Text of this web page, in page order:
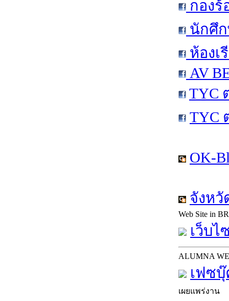
กอง
นักศึก
ห้องเ
AV
TYC
TYC
OK-
จังหวั
Web Site in
เว็บไ
ALUMNA
เฟซ
เผยแพร่งาน